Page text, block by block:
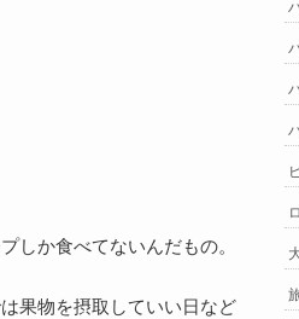
しか食べてないんだもの。
果物を摂取していい日など